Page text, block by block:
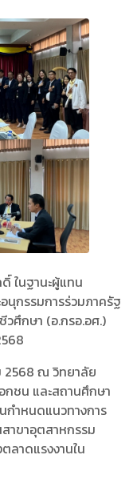
ในฐานะผู้แทน
นุกรรมการร่วมภาครัฐ
ศึกษา (อ.กรอ.อศ.)
2568 ณ วิทยาลัย
ชน และสถานศึกษา
กำหนดแนวทางการ
าขาอุตสาหกรรม
ลาดแรงงานใน